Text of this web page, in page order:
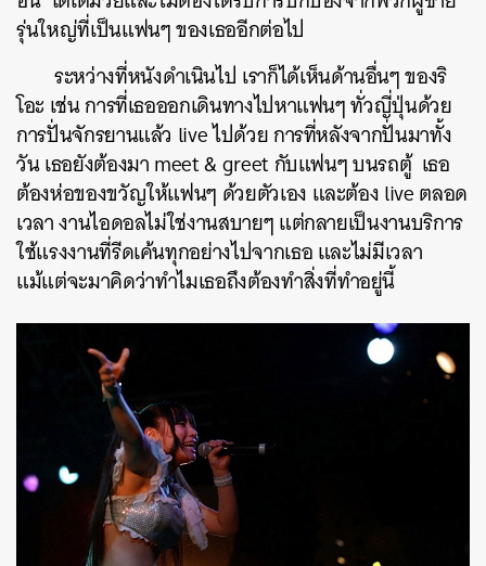
รุ่นใหญ่ที่เป็นแฟนๆ ของเธออีกต่อไป
ระหว่างที่หนังดำเนินไป เราก็ได้เห็นด้านอื่นๆ ของริ
โอะ เช่น การที่เธอออกเดินทางไปหาแฟนๆ ทั่วญี่ปุ่นด้วย
การปั่นจักรยานแล้ว live ไปด้วย การที่หลังจากปั่นมาทั้ง
วัน เธอยังต้องมา meet & greet กับแฟนๆ บนรถตู้ เธอ
ต้องห่อของขวัญให้แฟนๆ ด้วยตัวเอง และต้อง live ตลอด
เวลา งานไอดอลไม่ใช่งานสบายๆ แต่กลายเป็นงานบริการ
ใช้แรงงานที่รีดเค้นทุกอย่างไปจากเธอ และไม่มีเวลา
แม้แต่จะมาคิดว่าทำไมเธอถึงต้องทำสิ่งที่ทำอยู่นี้